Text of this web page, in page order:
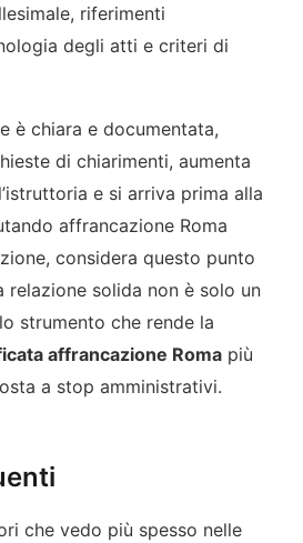
riferimenti
degli atti e criteri di
è chiara e documentata,
di chiarimenti, aumenta
e si arriva prima alla
affrancazione Roma
considera questo punto
relazione solida non è solo un
strumento che rende la
affrancazione Romapiù
a stop amministrativi.
che vedo più spesso nelle